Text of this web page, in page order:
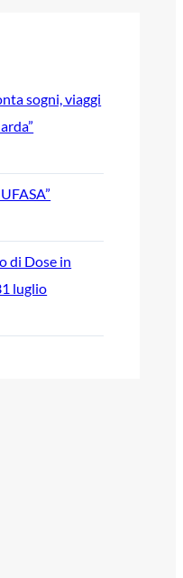
sogni, viaggi
di Dose in
luglio